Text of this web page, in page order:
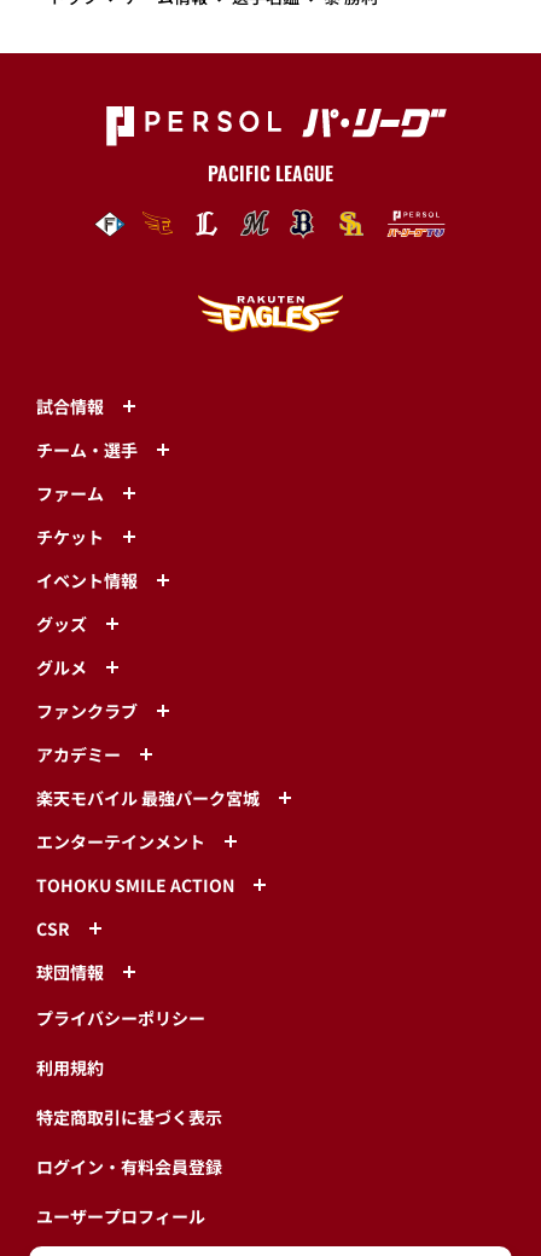
PACIFIC LEAGUE
試合情報
チーム・選手
ファーム
チケット
イベント情報
グッズ
グルメ
ファンクラブ
アカデミー
楽天モバイル 最強パーク宮城
エンターテインメント
TOHOKU SMILE ACTION
CSR
球団情報
プライバシーポリシー
利用規約
特定商取引に基づく表示
ログイン・有料会員登録
ユーザープロフィール